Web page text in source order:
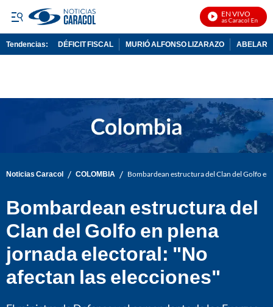
EN VIVO
Noticias Caracol En Vivo
Tendencias: DÉFICIT FISCAL MURIÓ ALFONSO LIZARAZO
Noticias Caracol / COLOMBIA / Bombardean estructura del Clan del Golfo
Bombardean estructura del
Clan del Golfo en plena
jornada electoral: "No
afectan las elecciones"